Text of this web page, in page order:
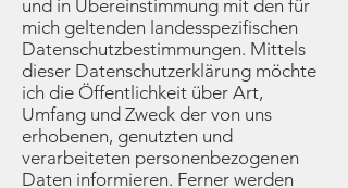
und in Übereinstimmung mit den für
mich geltenden landesspezifischen
Datenschutzbestimmungen. Mittels
dieser Datenschutzerklärung möchte
ich die Öffentlichkeit über Art,
Umfang und Zweck der von uns
erhobenen, genutzten und
verarbeiteten personenbezogenen
Daten informieren. Ferner werden